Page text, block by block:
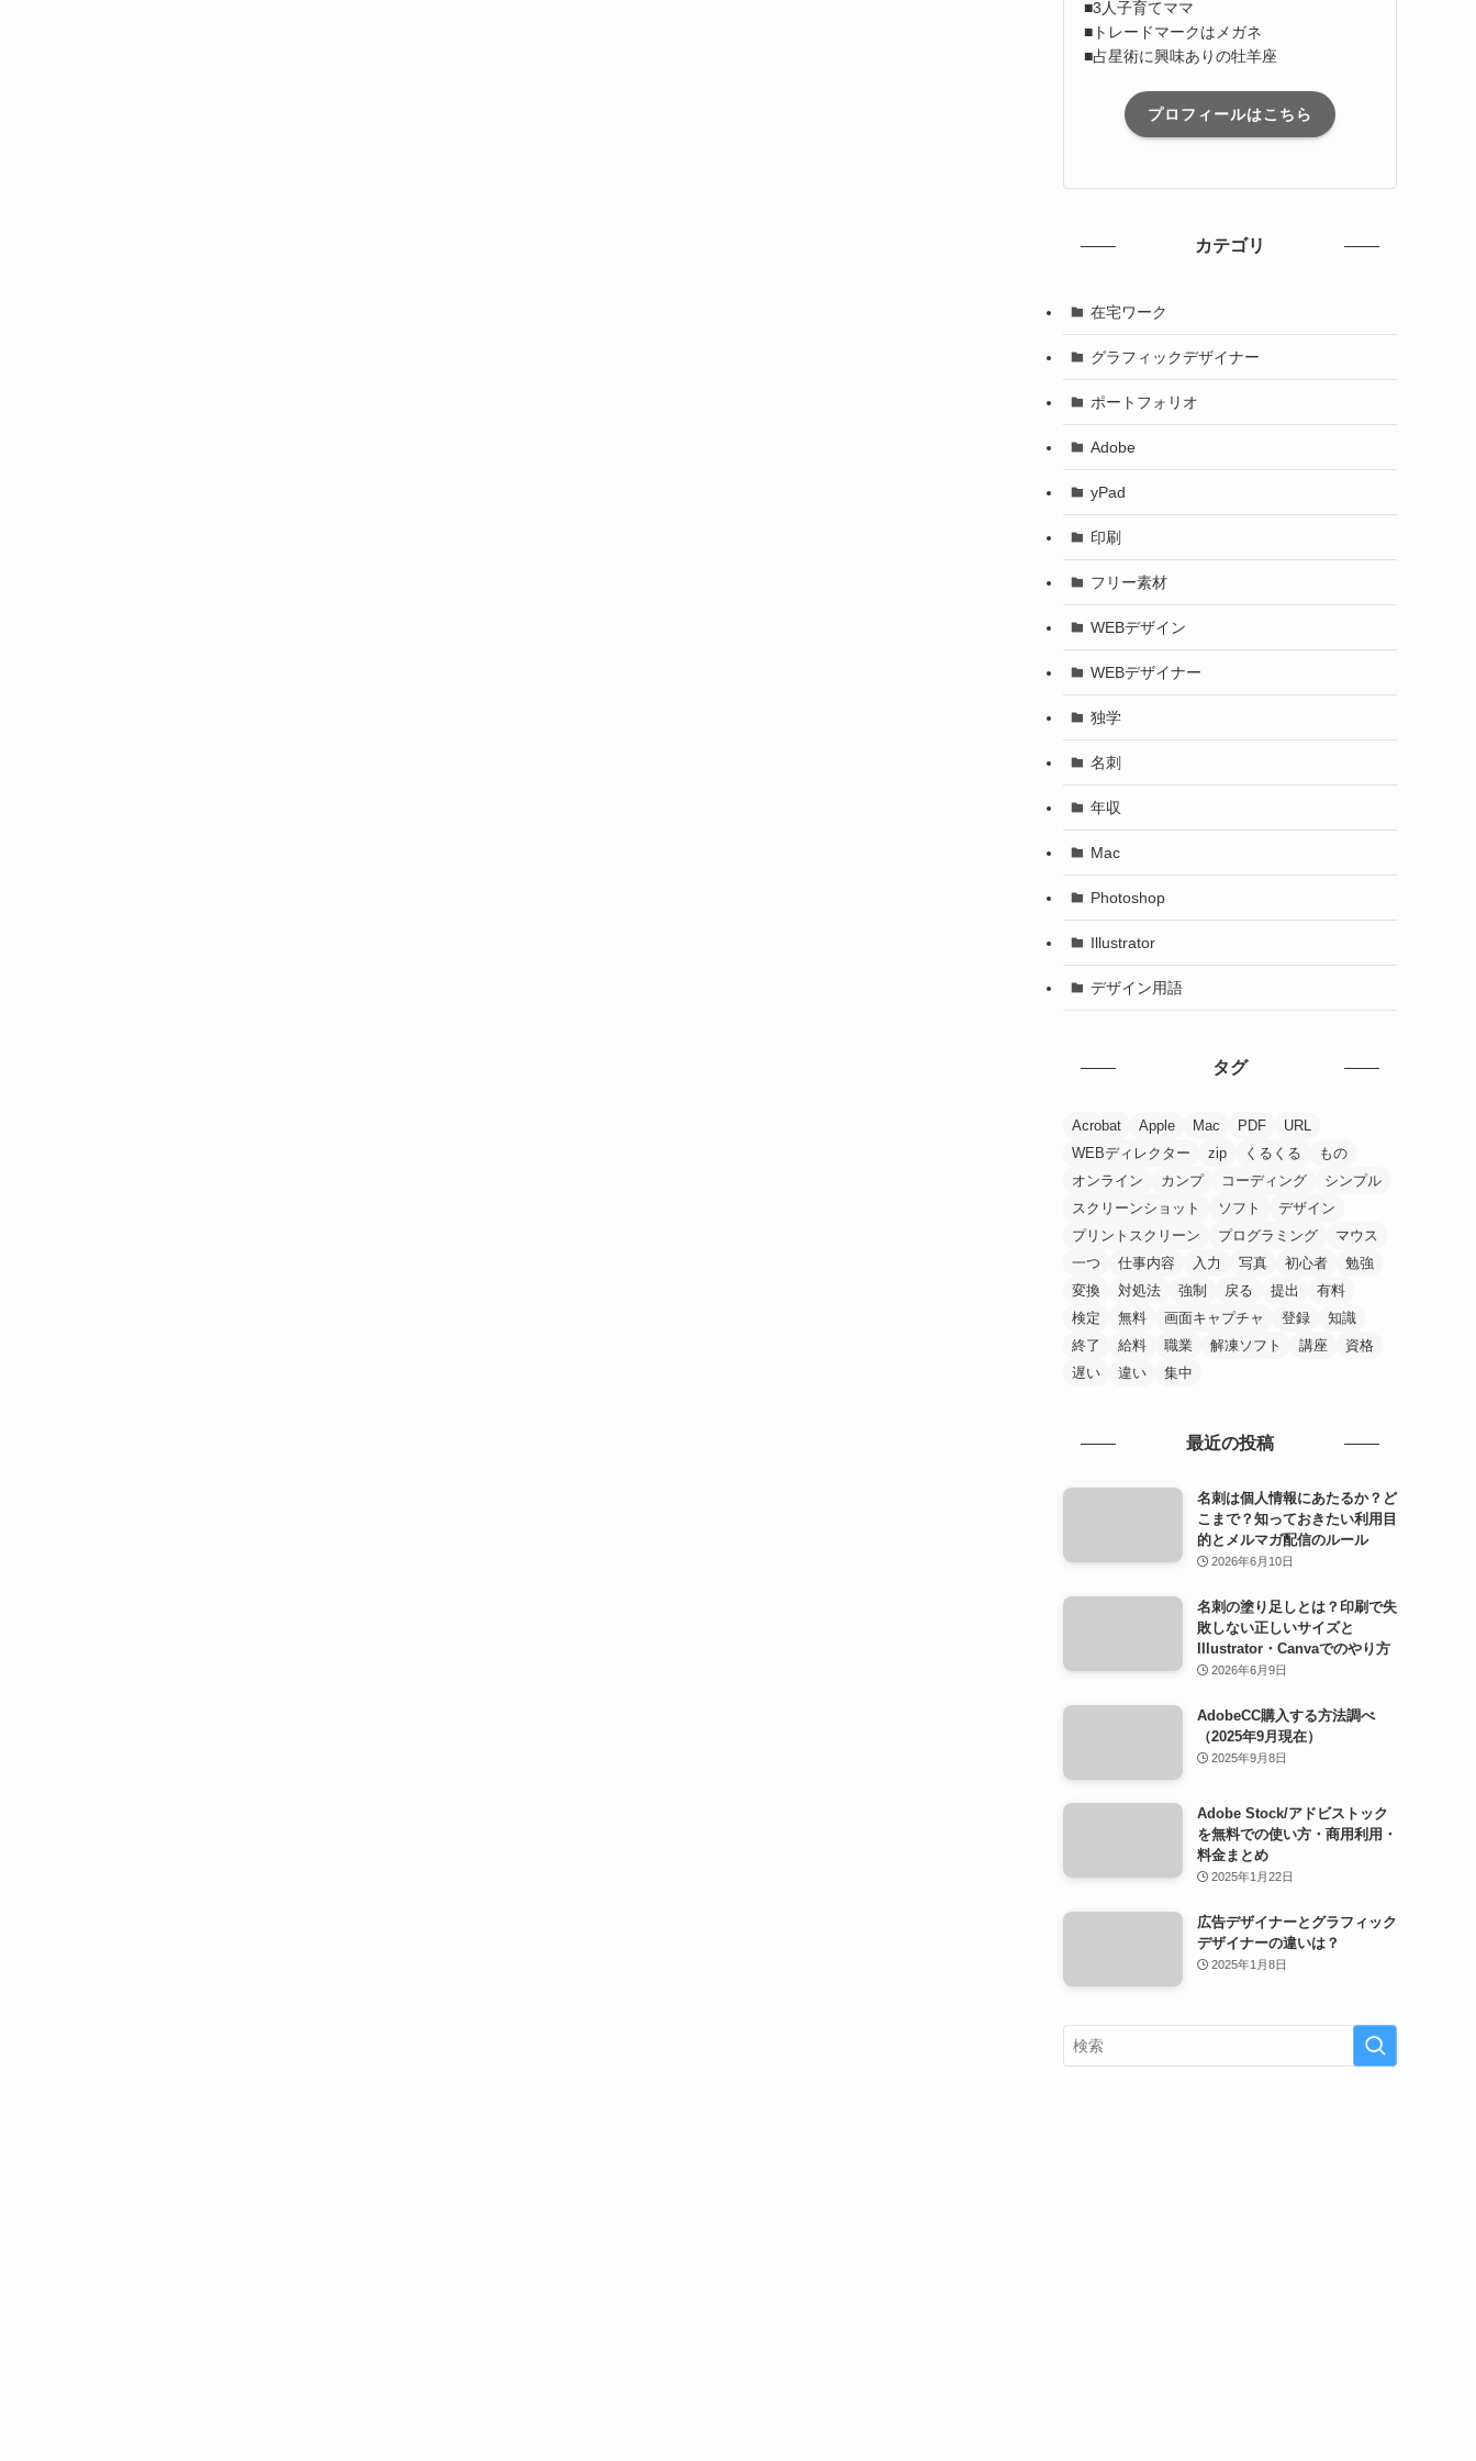
■3人子育てママ
■トレードマークはメガネ
■占星術に興味ありの牡羊座
プロフィールはこちら
カテゴリ
在宅ワーク
グラフィックデザイナー
ポートフォリオ
Adobe
yPad
印刷
フリー素材
WEBデザイン
WEBデザイナー
独学
名刺
年収
Mac
Photoshop
Illustrator
デザイン用語
タグ
Acrobat Apple Mac PDF
URL
WEBディレクター
zip くるくる
もの
オンライン
カンプ コーディング
シンプル
スクリーンショット
ソフト
デザイン
プリントスクリーン
プログラミング
マウス
一つ
仕事内容 入力 写真 初心者
勉強
変換
対処法 強制 戻る 提出
有料
検定
無料 画面キャプチャ 登録
知識
終了
給料 職業 解凍ソフト 講座
資格
遅い
違い 集中
最近の投稿
名刺は個人情報にあたるか？ど
こまで？知っておきたい利用目
的とメルマガ配信のルール
2026年6月10日
名刺の塗り足しとは？印刷で失
敗しない正しいサイズと
Illustrator・Canvaでのやり方
2026年6月9日
AdobeCC購入する方法調べ
（2025年9月現在）
2025年9月8日
Adobe Stock/アドビストック
を無料での使い方・商用利用・
料金まとめ
2025年1月22日
広告デザイナーとグラフィック
デザイナーの違いは？
2025年1月8日